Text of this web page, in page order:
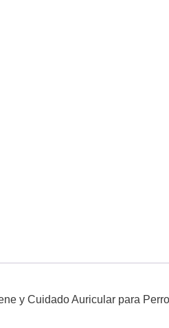
y Cuidado Auricular para